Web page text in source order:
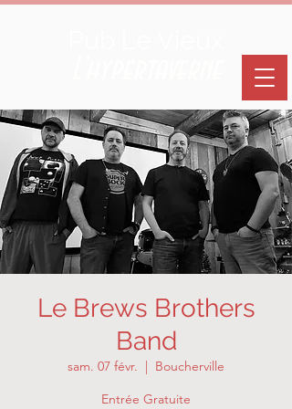
Le Brews Brothers
Band
sam. 07 févr.
  |
Boucherville
Entrée Gratuite